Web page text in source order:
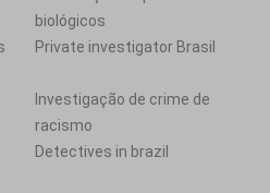
biológicos
Private investigator Brasil
Investigação de crime de
racismo
Detectives in brazil